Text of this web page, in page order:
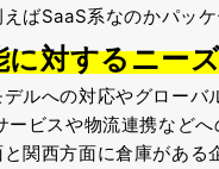
ばSaaS系なのかパッ
に対するニー
ルへの対応やグローバ
ービスや物流連携など
関西方面に倉庫がある